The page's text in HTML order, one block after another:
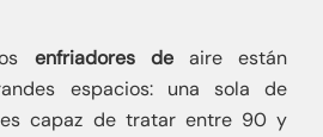
enfriadores deaire están
espacios: una sola de
es capaz de tratar entre 90 y